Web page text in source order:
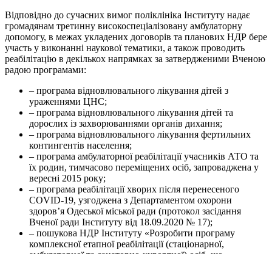
Відповідно до сучасних вимог поліклініка Інституту надає
громадянам третинну високоспеціалізовану амбулаторну
допомогу, в межах укладених договорів та планових НДР бере
участь у виконанні наукової тематики, а також проводить
реабілітацію в декількох напрямках за затвердженими Вченою
радою програмами:
– програма відновлювального лікування дітей з
ураженнями ЦНС;
– програма відновлювального лікування дітей та
дорослих із захворюваннями органів дихання;
– програма відновлювального лікування фертильних
контингентів населення;
– програма амбулаторної реабілітації учасників АТО та
їх родин, тимчасово переміщених осіб, запроваджена у
вересні 2015 року;
– програма реабілітації хворих після перенесеного
COVID-19, узгоджена з Департаментом охорони
здоров’я Одеської міської ради (протокол засідання
Вченої ради Інституту від 18.09.2020 № 17);
– пошукова НДР Інституту «Розробити програму
комплексної етапної реабілітації (стаціонарної,